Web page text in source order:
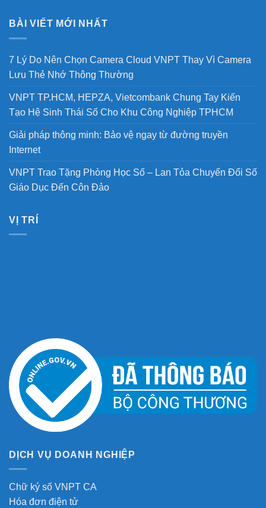
BÀI VIẾT MỚI NHẤT
7 Lý Do Nên Chọn Camera Cloud VNPT Thay Vì Camera
Lưu Thẻ Nhớ Thông Thường
VNPT TP.HCM, HEPZA, Vietcombank Chung Tay Kiến
Tạo Hệ Sinh Thái Số Cho Khu Công Nghiệp TPHCM
Giải pháp thông minh: Bảo vệ ngay từ đường truyền
Internet
VNPT Trao Tặng Phòng Học Số – Lan Tỏa Chuyển Đổi Số
Giáo Dục Đến Côn Đảo
VỊ TRÍ
DỊCH VỤ DOANH NGHIỆP
Chữ ký số VNPT CA
Hóa đơn điện tử